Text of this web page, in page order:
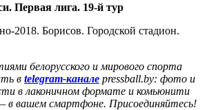
Первая лига. 19-й тур
Борисов. Городской стадион.
белорусского и мирового спорта
в telegram-канале pressball.by: фото и
в лаконичном формате и комьюнити
в вашем смартфоне. Присоединяйтесь!